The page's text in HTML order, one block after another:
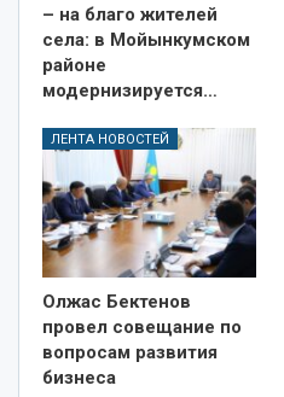
– на благо жителей
села: в Мойынкумском
районе
модернизируется…
ЛЕНТА НОВОСТЕЙ
Олжас Бектенов
провел совещание по
вопросам развития
бизнеса